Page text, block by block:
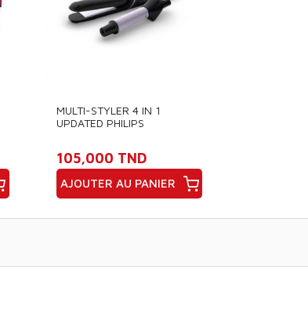
MULTI-STYLER 4 IN 1
UPDATED PHILIPS
105,000 TND
AJOUTER AU PANIER